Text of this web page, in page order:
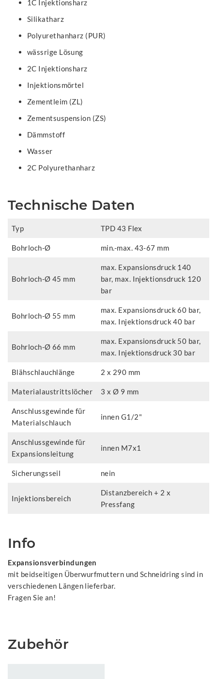
1C Injektionsharz
Silikatharz
Polyurethanharz (PUR)
wässrige Lösung
2C Injektionsharz
Injektionsmörtel
Zementleim (ZL)
Zementsuspension (ZS)
Dämmstoff
Wasser
2C Polyurethanharz
Technische Daten
Typ TPD 43 Flex
Bohrloch-Ø min.-max. 43-67 mm
Bohrloch-Ø 45 mm
max. Expansionsdruck 140
bar, max. Injektionsdruck 120
bar
Bohrloch-Ø 55 mm
max. Expansionsdruck 60 bar,
max. Injektionsdruck 40 bar
Bohrloch-Ø 66 mm
max. Expansionsdruck 50 bar,
max. Injektionsdruck 30 bar
Blähschlauchlänge 2 x 290 mm
Materialaustrittslöcher 3 x Ø 9 mm
Anschlussgewinde für
Materialschlauch
innen G1/2"
Anschlussgewinde für
Expansionsleitung
innen M7x1
Sicherungsseil nein
Injektionsbereich
Distanzbereich + 2 x
Pressfang
Info
Expansionsverbindungen
mit beidseitigen Überwurfmuttern und Schneidring sind in
verschiedenen Längen lieferbar.
Fragen Sie an!
Zubehör